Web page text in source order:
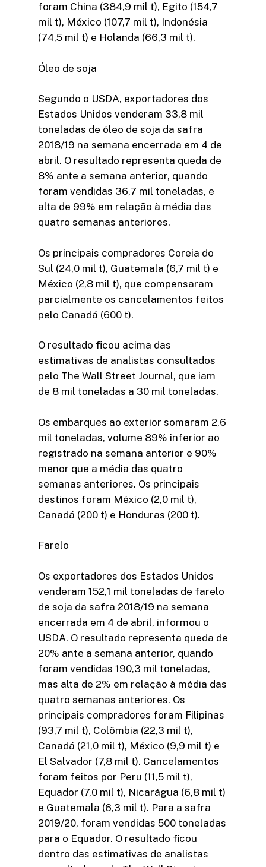
foram China (384,9 mil t), Egito (154,7
mil t), México (107,7 mil t), Indonésia
(74,5 mil t) e Holanda (66,3 mil t).
Óleo de soja
Segundo o USDA, exportadores dos
Estados Unidos venderam 33,8 mil
toneladas de óleo de soja da safra
2018/19 na semana encerrada em 4 de
abril. O resultado representa queda de
8% ante a semana anterior, quando
foram vendidas 36,7 mil toneladas, e
alta de 99% em relação à média das
quatro semanas anteriores.
Os principais compradores Coreia do
Sul (24,0 mil t), Guatemala (6,7 mil t) e
México (2,8 mil t), que compensaram
parcialmente os cancelamentos feitos
pelo Canadá (600 t).
O resultado ficou acima das
estimativas de analistas consultados
pelo The Wall Street Journal, que iam
de 8 mil toneladas a 30 mil toneladas.
Os embarques ao exterior somaram 2,6
mil toneladas, volume 89% inferior ao
registrado na semana anterior e 90%
menor que a média das quatro
semanas anteriores. Os principais
destinos foram México (2,0 mil t),
Canadá (200 t) e Honduras (200 t).
Farelo
Os exportadores dos Estados Unidos
venderam 152,1 mil toneladas de farelo
de soja da safra 2018/19 na semana
encerrada em 4 de abril, informou o
USDA. O resultado representa queda de
20% ante a semana anterior, quando
foram vendidas 190,3 mil toneladas,
mas alta de 2% em relação à média das
quatro semanas anteriores. Os
principais compradores foram Filipinas
(93,7 mil t), Colômbia (22,3 mil t),
Canadá (21,0 mil t), México (9,9 mil t) e
El Salvador (7,8 mil t). Cancelamentos
foram feitos por Peru (11,5 mil t),
Equador (7,0 mil t), Nicarágua (6,8 mil t)
e Guatemala (6,3 mil t). Para a safra
2019/20, foram vendidas 500 toneladas
para o Equador. O resultado ficou
dentro das estimativas de analistas